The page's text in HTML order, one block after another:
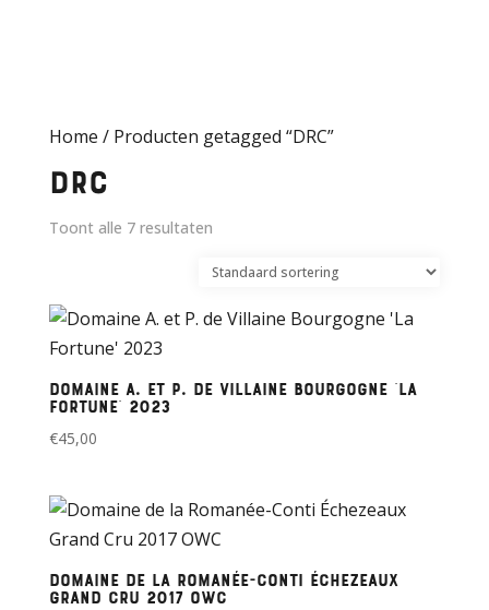
Home / Producten getagged “DRC”
DRC
Toont alle 7 resultaten
Domaine A. et P. de Villaine Bourgogne ‘La
Fortune’ 2023
€45,00
Domaine de la Romanée-Conti Échezeaux
Grand Cru 2017 OWC